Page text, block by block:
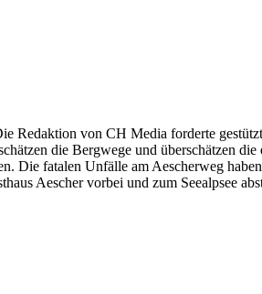
Redaktion von CH Media forderte
die Bergwege und überschätzen
Die fatalen Unfälle am Aescherweg
Aescher vorbei und zum Seealpsee